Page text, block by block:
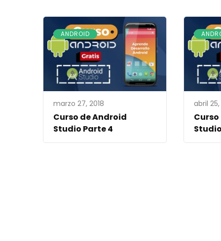
ANDROID
marzo 27, 2018
Curso de Android
Studio Parte 4
abril 25,